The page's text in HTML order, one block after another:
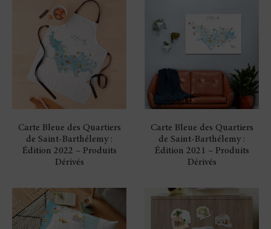
Carte Bleue des Quartiers
de Saint-Barthélemy :
Édition 2022 – Produits
Dérivés
Carte Bleue des Quartiers
de Saint-Barthélemy :
Édition 2021 – Produits
Dérivés